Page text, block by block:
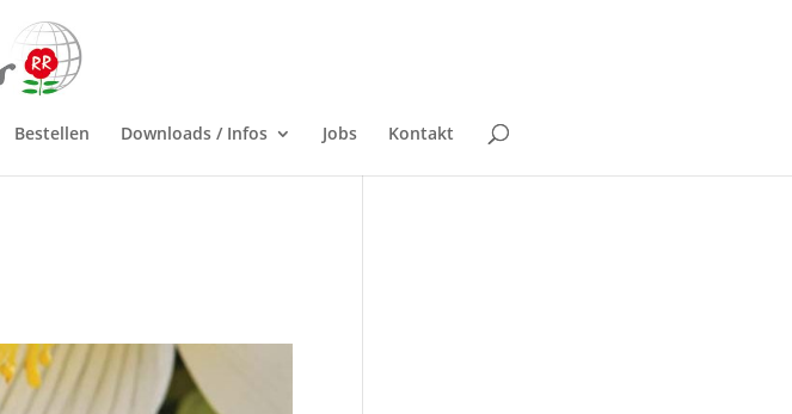
Bestellen Downloads / Infos Jobs Kontakt